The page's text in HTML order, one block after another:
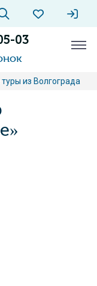
03
из Волгограда